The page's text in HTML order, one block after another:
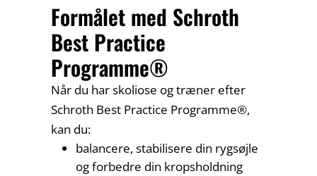
Formålet med Schroth
Best Practice
Programme®
Når du har skoliose og træner efter
Schroth Best Practice Programme®,
kan du:
balancere, stabilisere din rygsøjle
og forbedre din kropsholdning